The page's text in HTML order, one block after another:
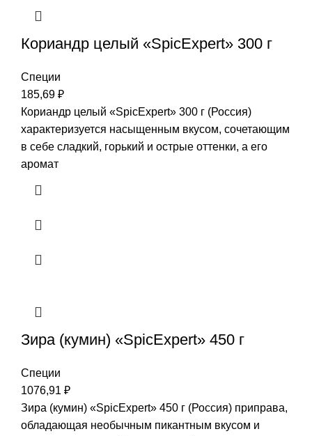
Кориандр целый «SpicExpert» 300 г
Специи
185,69 ₽
Кориандр целый «SpicExpert» 300 г (Россия)
характеризуется насыщенным вкусом, сочетающим
в себе сладкий, горький и острые оттенки, а его
аромат
Зира (кумин) «SpicExpert» 450 г
Специи
1076,91 ₽
Зира (кумин) «SpicExpert» 450 г (Россия) приправа,
обладающая необычным пикантным вкусом и